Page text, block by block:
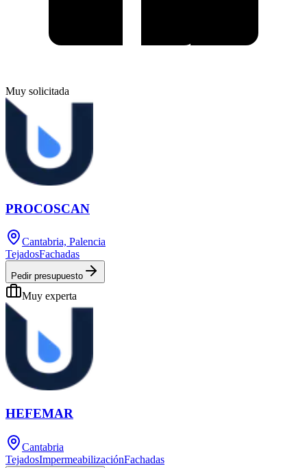
Muy solicitada
PROCOSCAN
Cantabria, Palencia
TejadosFachadas
Pedir presupuesto
Muy experta
HEFEMAR
Cantabria
TejadosImpermeabilizaciónFachadas